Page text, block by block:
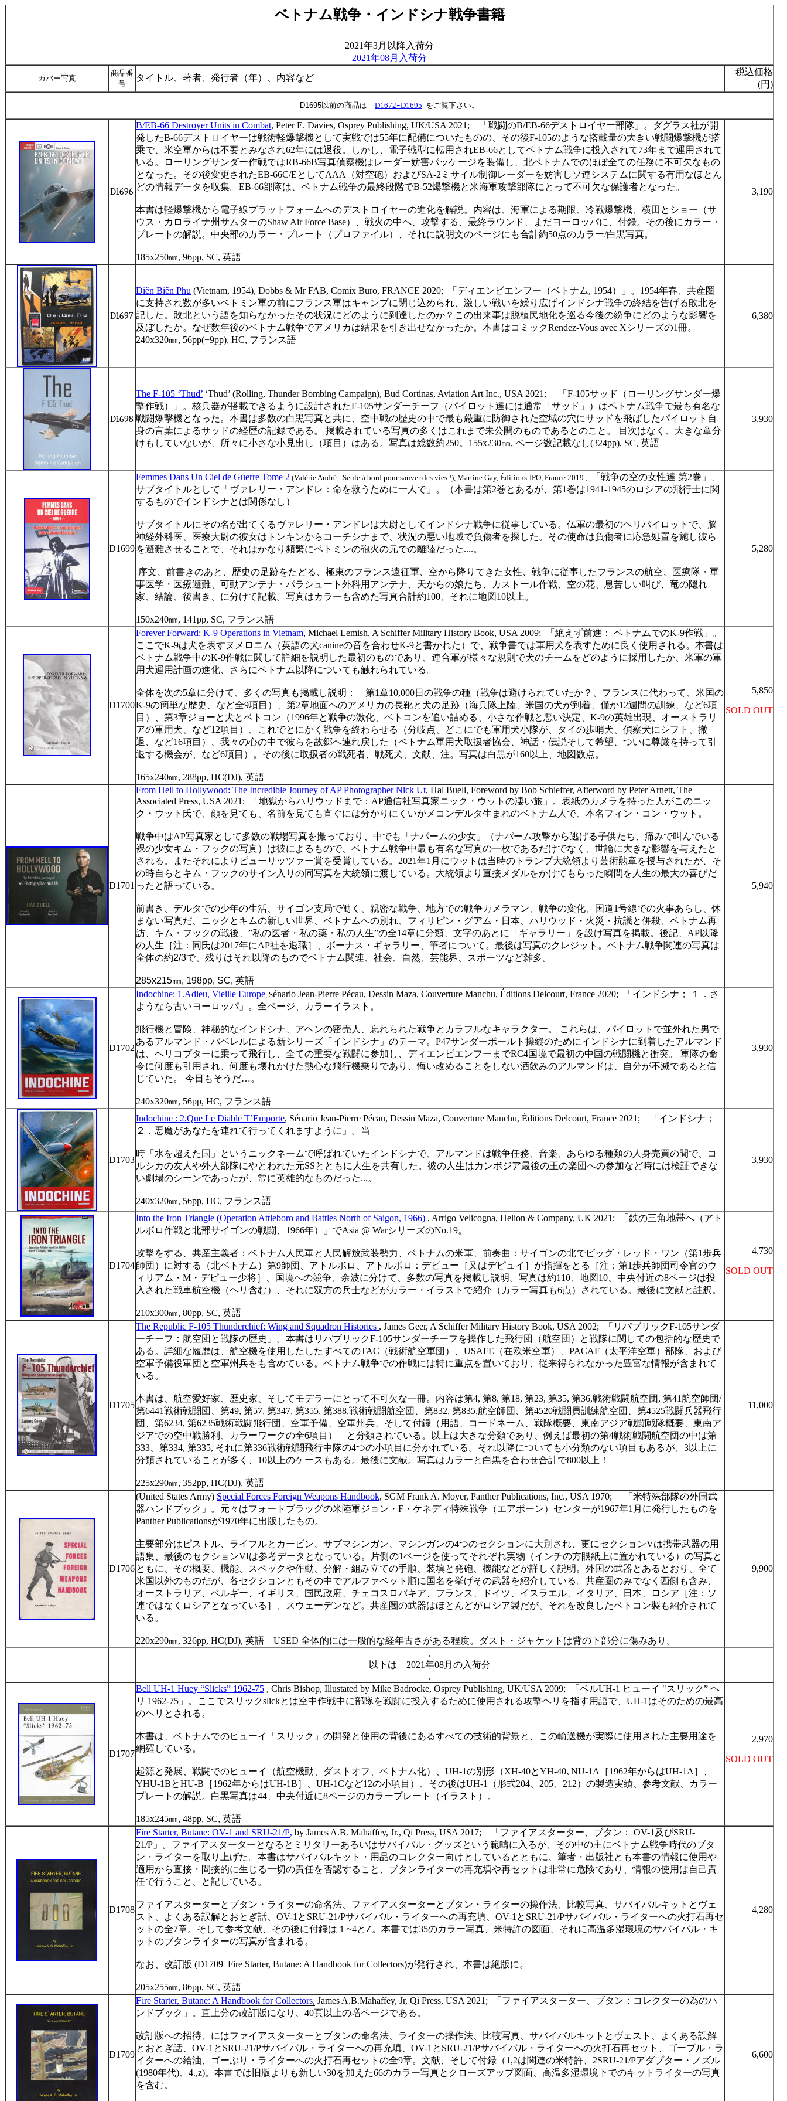
ベトナム戦争・インドシナ戦争書籍
2021年3月以降入荷分
2021年08月入荷分
カバー写真
商品番
号
タイトル、著者、発行者（年）、内容など
税込価格
(円)
D1695以前の商品は D1672ｰD1695 をご覧下さい。
D1696
B/EB-66 Destroyer Units in Combat, Peter E. Davies, Osprey Publishing, UK/USA 2021; 「戦闘のB/EB-66デストロイヤー部隊」。ダグラス社が開
発したB-66デストロイヤーは戦術軽爆撃機として実戦では55年に配備についたものの、その後F-105のような搭載量の大きい戦闘爆撃機が搭
乗で、米空軍からは不要とみなされ62年には退役。しかし、電子戦型に転用されEB-66としてベトナム戦争に投入されて73年まで運用されて
いる。ローリングサンダー作戦ではRB-66B写真偵察機はレーダー妨害パッケージを装備し、北ベトナムでのほぼ全ての任務に不可欠なもの
となった。その後変更されたEB-66C/EとしてAAA （対空砲）およびSA-2 ミサイル制御レーダーを妨害しソ連システムに関する有用なほとん
どの情報データを収集。 EB-66部隊は、ベトナム戦争の最終段階でB-52爆撃機と米海軍攻撃部隊にとって不可欠な保護者となった。
本書は軽爆撃機から電子線プラットフォームへのデストロイヤーの進化を解説。内容は、海軍による期限、冷戦爆撃機、横田とショー（サ
ウス・カロライナ州サムターのShaw Air Force Base）、戦火の中へ、攻撃する、最終ラウンド、まだヨーロッパに、付録。その後にカラー・
プレートの解説。中央部のカラー・プレート（プロファイル）、それに説明文のページにも合計約50点のカラー/白黒写真。
185x250㎜, 96pp, SC, 英語
3,190
D1697
Diên Biên Phu (Vietnam, 1954), Dobbs & Mr FAB, Comix Buro, FRANCE 2020; 「ディエンビエンフー（ベトナム, 1954）」。 1954年春、共産圏
に支持され数が多いベトミン軍の前にフランス軍はキャンプに閉じ込められ、激しい戦いを繰り広げインドシナ戦争の終結を告げる敗北を
記した。敗北という語を知らなかったその状況にどのように到達したのか？この出来事は脱植民地化を巡る今後の紛争にどのような影響を
及ぼしたか。なぜ数年後のベトナム戦争でアメリカは結果を引き出せなかったか。本書はコミックRendez-Vous avec Xシリーズの1冊。
240x320㎜, 56pp(+9pp), HC, フランス語
6,380
D1698
The F-105 ‘Thud’ ‘Thud’ (Rolling, Thunder Bombing Campaign), Bud Cortinas, Aviation Art Inc., USA 2021; 「 F-105サッド（ローリングサンダー爆
撃作戦）」。核兵器が搭載できるように設計されたF-105サンダーチーフ（パイロット達には通常「サッド」）はベトナム戦争で最も有名な
戦闘爆撃機となった。本書は多数の白黒写真と共に、空中戦の歴史の中で最も厳重に防御された空域の穴にサッドを飛ばしたパイロット自
身の言葉によるサッドの経歴の記録である。
掲載されている写真の多くはこれまで未公開のものであるとのこと。
目次はなく、大きな章分
けもしていないが、所々に小さな小見出し（項目）はある。写真は総数約250。 155x230㎜, ページ数記載なし(324pp), SC, 英語
3,930
D1699
Femmes Dans Un Ciel de Guerre Tome 2 (Valérie André : Seule à bord pour sauver des vies !), Martine Gay, Éditions JPO, France 2019 ; 「戦争の空の女性達 第2巻」、
サブタイトルとして「ヴァレリー・アンドレ ： 命を救うために一人で」。（本書は第2巻とあるが、第1巻は1941-1945のロシアの飛行士に関
するものでインドシナとは関係なし）
サブタイトルにその名が出てくるヴァレリー・アンドレは大尉としてインドシナ戦争に従事している。仏軍の最初のヘリパイロットで、脳
神経外科医、医療大尉の彼女はトンキンからコーチシナまで、状況の悪い地域で負傷者を探した。その使命は負傷者に応急処置を施し彼ら
を避難させることで、それはかなり頻繁にベトミンの砲火の元での離陸だった....。
序文、前書きのあと、歴史の足跡をたどる、極東のフランス遠征軍、空から降りてきた女性、戦争に従事したフランスの航空、医療隊・軍
事医学・医療避難、可動アンテナ・パラシュート外科用アンテナ、天からの娘たち、カストール作戦、空の花、息苦しい叫び、竜の隠れ
家、結論、後書き、に分けて記載。写真はカラーも含めた写真合計約100 、それに地図 10以上。
150x240㎜, 141pp, SC, フランス語
5,280
D1700
Forever Forward: K-9 Operations in Vietnam, Michael Lemish, A Schiffer Military History Book, USA 2009; 「絶えず前進 ： ベトナムでのK-9作戦」。
ここでK-9は犬を表すヌメロニム（英語の犬canineの音を合わせK-9と書かれた）で、戦争書では軍用犬を表すために良く使用される。本書は
ベトナム戦争中のK-9作戦に関して詳細を説明した最初のものであり、連合軍が様々な規則で犬のチームをどのように採用したか、米軍の軍
用犬運用計画の進化、さらにベトナム以降についても触れられている。
全体を次の5章に分けて、多くの写真も掲載し説明： 第1章10,000日の戦争の種（戦争は避けられていたか？、フランスに代わって、米国の
K-9の簡単な歴史、など全9項目）、第2章地面へのアメリカの長靴と犬の足跡（海兵隊上陸、米国の犬が到着、僅か12週間の訓練、など6項
目）、第3章ジョーと犬とベトコン（1996年と戦争の激化、ベトコンを追い詰める、小さな作戦と悪い決定、 K-9の英雄出現、オーストラリ
アの軍用犬、など12項目）、これでとにかく戦争を終わらせる（分岐点、どこにでも軍用犬小隊が、タイの歩哨犬、偵察犬にシフト、撤
退、など16項目）、我々の心の中で彼らを故郷へ連れ戻した（ベトナム軍用犬取扱者協会、神話・伝説そして希望、ついに尊厳を持って引
退する機会が、など6項目）。その後に取扱者の戦死者、戦死犬、文献、注。写真は白黒が160以上、地図数点。
165x240㎜, 288pp, HC(DJ), 英語
5,850
SOLD OUT
D1701
From Hell to Hollywood: The Incredible Journey of AP Photographer Nick Ut, Hal Buell, Foreword by Bob Schieffer, Afterword by Peter Arnett, The
Associated Press, USA 2021;
「地獄からハリウッドまで： AP通信社写真家ニック・ウットの凄い旅」。表紙のカメラを持った人がこのニッ
ク・ウット氏で、顔を見ても、名前を見ても直ぐには分かりにくいがメコンデルタ生まれのベトナム人で、本名フィン・コン・ウット。
戦争中はAP写真家として多数の戦場写真を撮っており、中でも「ナパームの少女」（ナパーム攻撃から逃げる子供たち、痛みで叫んでいる
裸の少女キム・フックの写真）は彼によるもので、ベトナム戦争中最も有名な写真の一枚であるだけでなく、世論に大きな影響を与えたと
される。またそれによりピューリッツァー賞を受賞している。 2021年1 月にウットは当時のトランプ大統領より芸術勲章を授与されたが、そ
の時自らとキム・フックのサイン入りの同写真を大統領に渡している。大統領より直接メダルをかけてもらった瞬間を人生の最大の喜びだ
ったと語っている。
前書き、デルタでの少年の生活、サイゴン支局で働く、親密な戦争、地方での戦争カメラマン、戦争の変化、国道1号線での火事あらし、休
まない写真だ、ニックとキムの新しい世界、ベトナムへの別れ、フィリピン・グアム・日本、ハリウッド・火災・抗議と併殺、ベトナム再
訪、キム・フックの戦後、 ”私の医者・私の薬・私の人生”の全14章に分類、文字のあとに「ギャラリー」を設け写真を掲載。後記、 AP以降
の人生［注：同氏は2017年にAP社を退職］、ボーナス・ギャラリー、筆者について。最後は写真のクレジット。 ベトナム戦争関連の写真は
全体の約2/3で、残りはそれ以降のものでベトナム関連、社会、自然、芸能界、スポーツなど雑多。
285x215㎜, 198pp, SC, 英語
5,940
D1702
Indochine: 1.Adieu, Vieille Europe, Sénario Jean-Pierre Pécau, Dessin Maza, Couverture Manchu, Éditions Delcourt, France 2020; 「インドシナ ； １． さ
ようなら古いヨーロッパ」。全ページ、カラーイラスト。
飛行機と冒険、神秘的なインドシナ、アヘンの密売人、忘れられた戦争とカラフルなキャラクター。
これらは、パイロットで並外れた男で
あるアルマンド・バベレルによる新シリーズ「インドシナ」のテーマ。 P47サンダーボールト操縦のためにインドシナに到着したアルマンド
は、ヘリコプターに乗って飛行し、全ての重要な戦闘に参加し、ディエンビエンフーまでRC4国境で最初の中国の戦闘機と衝突。
軍隊の命
令に何度も引用され、何度も壊れかけた熱心な飛行機乗りであり、悔い改めることをしない酒飲みのアルマンドは、自分が不滅であると信
じていた。
今日もそうだ…。
240x320㎜, 56pp, HC, フランス語
3,930
D1703
Indochine : 2.Que Le Diable T’Emporte, Sénario Jean-Pierre Pécau, Dessin Maza, Couverture Manchu, Éditions Delcourt, France 2021; 「インドシナ；
２．悪魔があなたを連れて行ってくれますように」。当
時「水を超えた国」というニックネームで呼ばれていたインドシナで、アルマンドは戦争任務、音楽、あらゆる種類の人身売買の間で、コ
ルシカの友人や外人部隊にやとわれた元SSとともに人生を共有した。彼の人生はカンボジア最後の王の楽団への参加など時には検証できな
い劇場のシーンであったが、常に英雄的なものだった...。
240x320㎜, 56pp, HC, フランス語
3,930
D1704
Into the Iron Triangle (Operation Attleboro and Battles North of Saigon, 1966) , Arrigo Velicogna, Helion & Company, UK 2021; 「鉄の三角地帯へ （アト
ルボロ作戦と北部サイゴンの戦闘、 1966年） 」でAsia @ WarシリーズのNo.19。
攻撃をする、共産主義者：ベトナム人民軍と人民解放武装勢力、ベトナムの米軍、前奏曲：サイゴンの北でビッグ・レッド・ワン（第1歩兵
師団）に対する（北ベトナム）第9師団、アトルボロ、アトルボロ：デピュー［又はデピュイ］が指揮をとる［注：第1歩兵師団司令官のウ
ィリアム・ M ・デピュー少将］、国境への競争、余波に分けて、多数の写真を掲載し説明。写真は約110 、地図 10 、中央付近の8ページは投
入された戦車航空機（ヘリ含む）、それに双方の兵士などがカラー・イラストで紹介（カラー写真も6点）されている。最後に文献と註釈。
210x300㎜, 80pp, SC, 英語
4,730
SOLD OUT
D1705
The Republic F-105 Thunderchief: Wing and Squadron Histories , James Geer, A Schiffer Military History Book, USA 2002; 「リパブリックF-105サンダ
ーチーフ：航空団と戦隊の歴史」。本書はリパブリックF-105サンダーチーフを操作した飛行団（航空団）と戦隊に関しての包括的な歴史で
ある。詳細な履歴は、航空機を使用したしたすべてのTAC （戦術航空軍団）、 USAFE （在欧米空軍）、 PACAF （太平洋空軍）部隊、および
空軍予備役軍団と空軍州兵をも含めている。ベトナム戦争での作戦には特に重点を置いており、従来得られなかった豊富な情報が含まれて
いる。
本書は、航空愛好家、歴史家、そしてモデラーにとって不可欠な一冊。内容は第4, 第8, 第18, 第23, 第35, 第36,戦術戦闘航空団 , 第41航空師団/
第6441戦術戦闘団、第49, 第57, 第347, 第355, 第388,戦術戦闘航空団、第832, 第835,航空師団、第4520戦闘員訓練航空団、第4525戦闘兵器飛行
団、第6234, 第6235戦術戦闘飛行団、空軍予備、空軍州兵、そして付録（用語、コードネーム、戦隊概要、東南アジア戦闘戦隊概要、東南ア
ジアでの空中戦勝利、カラーワークの全6項目） と分類されている。以上は大きな分類であり、例えば最初の第4戦術戦闘航空団の中は第
333 、第334, 第335, それに第336戦術戦闘飛行中隊の4つの小項目に分かれている。それ以降についても小分類のない項目もあるが、 3以上に
分類されていることが多く、 10以上のケースもある。最後に文献。写真はカラーと白黒を合わせ合計で800以上！
225x290㎜, 352pp, HC(DJ), 英語
11,000
D1706
(United States Army) Special Forces Foreign Weapons Handbook, SGM Frank A. Moyer, Panther Publications, Inc., USA 1970;
「米特殊部隊の外国武
器ハンドブック」。元々はフォートブラッグの米陸軍ジョン・ F ・ケネディ特殊戦争（エアボーン）センターが1967年1 月に発行したものを
Panther Publicationsが1970年に出版したもの。
主要部分はピストル、ライフルとカービン、サブマシンガン、マシンガンの4つのセクションに大別され、更にセクションVは携帯武器の用
語集、最後のセクションVIは参考データとなっている。片側の1ページを使ってそれぞれ実物（インチの方眼紙上に置かれている）の写真と
ともに、その概要、機能、スペックや作動、分解・組み立ての手順、装填と発砲、機能などが詳しく説明。外国の武器とあるとおり、全て
米国以外のものだが、各セクションともその中でアルファベット順に国名を挙げその武器を紹介している。共産圏のみでなく西側も含み、
オーストラリア、ベルギー、イギリス、国民政府、チェコスロバキア、フランス、ドイツ、イスラエル、イタリア、日本、ロシア［注：ソ
連ではなくロシアとなっている］、スウェーデンなど。共産圏の武器はほとんどがロシア製だが、それを改良したベトコン製も紹介されて
いる。
220x290㎜, 326pp, HC(DJ), 英語 USED 全体的には一般的な経年古さがある程度。ダスト・ジャケットは背の下部分に傷みあり。
9,900
.
以下は 2021年08月の入荷分
.
D1707
Bell UH-1 Huey “Slicks” 1962-75 , Chris Bishop, Illustated by Mike Badrocke, Osprey Publishing, UK/USA 2009; 「ベルUH-1 ヒューイ "スリック” ヘ
リ 1962-75 」。ここでスリックslickとは空中作戦中に部隊を戦闘に投入するために使用される攻撃ヘリを指す用語で、 UH-1 はそのための最高
のヘリとされる。
本書は、ベトナムでのヒューイ「スリック」の開発と使用の背後にあるすべての技術的背景と、この輸送機が実際に使用された主要用途を
網羅している。
起源と発展、戦闘でのヒューイ（航空機動、ダストオフ、ベトナム化）、 UH-1の別形（XH-40とYH-40､ NU-1A ［1962年からはUH-1A ］、
YHU-1BとHU-B ［1962年からはUH-1B］、 UH-1Cなど12の小項目）、その後はUH-1 （形式204 205 212）の製造実績、参考文献、カラー
プレートの解説。白黒写真は44 、中央付近に8ページのカラープレート（イラスト）。
185x245㎜, 48pp, SC, 英語
2,970
SOLD OUT
D1708
Fire Starter, Butane: OV-1 and SRU-21/P, by James A.B. Mahaffey, Jr., Qi Press, USA 2017; 「ファイアスターター、ブタン： OV-1 及びSRU-
21/P 」。ファイアスターターとなるとミリタリーあるいはサバイバル・グッズという範疇に入るが、その中の主にベトナム戦争時代のブタ
ン・ライターを取り上げた。本書はサバイバルキット・用品のコレクター向けとしているとともに、筆者・出版社とも本書の情報に使用や
適用から直接・間接的に生じる一切の責任を否認すること、ブタンライターの再充填や再セットは非常に危険であり、情報の使用は自己責
任で行うこと、と記している。
ファイアスターターとブタン・ライターの命名法、ファイアスターターとブタン・ライターの操作法、比較写真、サバイバルキットとヴェ
スト、よくある誤解とおとぎ話、 OV-1 と SRU-21/Pサバイバル・ライターへの再充填、 OV-1 と SRU-21/Pサバイバル・ライターへの火打石再セ
ットの全7章。そして参考文献、その後に付録は１ ~4と Z。本書では35のカラー写真、米特許の図面、それに高温多湿環境のサバイバル・キ
ットのブタンライターの写真が含まれる。
なお、改訂版 (D1709 Fire Starter, Butane: A Handbook for Collectors)が発行され、本書は絶版に。
205x255㎜, 86pp, SC, 英語
4,280
D1709
Fire Starter, Butane: A Handbook for Collectors, James A.B.Mahaffey, Jr, Qi Press, USA 2021;
「ファイアスターター、ブタン；コレクターの為のハ
ンドブック」。直上分の改訂版になり、 40頁以上の増ページである。
改訂版への招待、にはファイアスターターとブタンの命名法、ライターの操作法、比較写真、サバイバルキットとヴェスト、よくある誤解
とおとぎ話、 OV-1 と SRU-21/Pサバイバル・ライターへの再充填、 OV-1 と SRU-21/Pサバイバル・ライターへの火打石再セット、ゴーブル・ラ
イターへの給油、ゴーぶり・ライターへの火打石再セットの全9章。文献、そして付録（1,2は関連の米特許、 2SRU-21/Pアダプター・ノズル
(1980年代) 4.,z)。本書では旧版よりも新しい30を加えた66のカラー写真とクローズアップ図面、高温多湿環境下でのキットライターの写真
を含む。
6,600